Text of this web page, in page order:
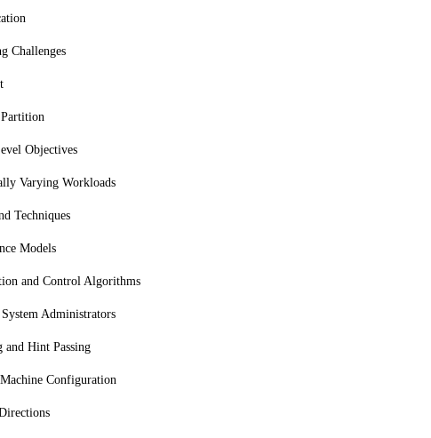
Challenges
Partition
Objectives
Varying Workloads
Techniques
Models
and Control Algorithms
Administrators
and Hint Passing
Configuration